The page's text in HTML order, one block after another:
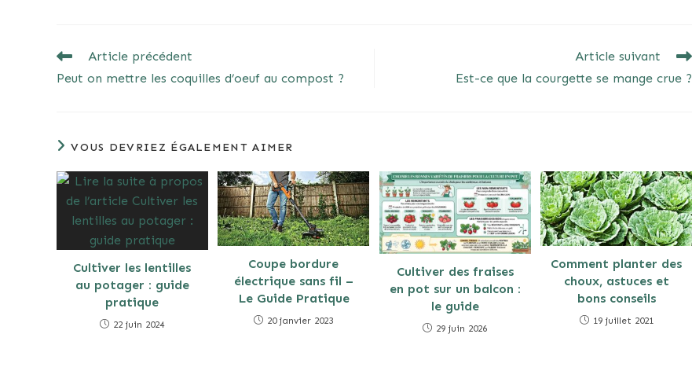
READ
ARTICLES
Article précédent
Peut on mettre les coquilles d’oeuf au compost ?
Article suivant
Est-ce que la courgette se mange crue ?
VOUS DEVRIEZ ÉGALEMENT AIMER
Cultiver les lentilles
au potager : guide
pratique
22 juin 2024
Coupe bordure
électrique sans fil –
Le Guide Pratique
20 janvier 2023
Cultiver des fraises
en pot sur un balcon :
le guide
29 juin 2026
Comment planter des
choux, astuces et
bons conseils
19 juillet 2021